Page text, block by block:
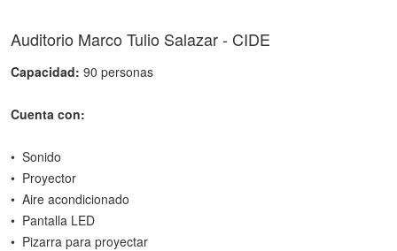
Auditorio Marco Tulio Salazar - CIDE
Capacidad: 90 personas
Cuenta con:
• Sonido
• Proyector
• Aire acondicionado
• Pantalla LED
• Pizarra para proyectar